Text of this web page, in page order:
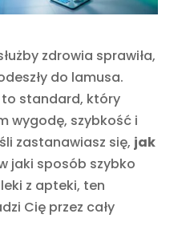
zdrowia sprawiła,
do lamusa.
to standard, który
wygodę, szybkość i
zastanawiasz się, jak
jaki sposób szybko
z apteki, ten
Cię przez cały